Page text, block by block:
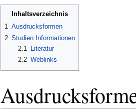
Inhaltsverzeichnis
1 Ausdrucksformen
2 Studien Informationen
2.1
Literatur
2.2 Weblinks